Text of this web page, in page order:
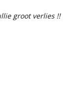
groot verlies !!